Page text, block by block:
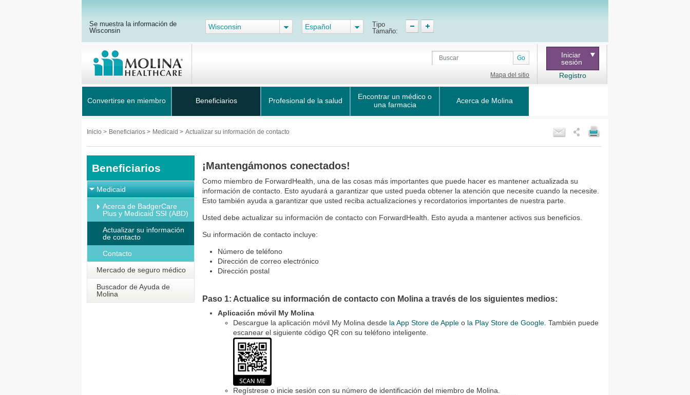
Se muestra la información de
Wisconsin
Wisconsin Español
Tipo
Tamaño:
Go
Mapa del sitio
Iniciar
sesión
Registro
Convertirse en miembro Beneficiarios Profesional de la salud
Encontrar un médico o
una farmacia
Acerca de Molina
Inicio > Beneficiarios > Medicaid > Actualizar su información de contacto
Beneficiarios
Medicaid
Acerca de BadgerCare
Plus y Medicaid SSI (ABD)
Actualizar su información
de contacto
Contacto
Mercado de seguro médico
Buscador de Ayuda de
Molina
¡Mantengámonos conectados!
Como miembro de ForwardHealth, una de las cosas más importantes que puede hacer es mantener actualizada su
información de contacto. Esto ayudará a garantizar que usted pueda obtener la atención que necesite cuando la necesite.
Esto también ayuda a garantizar que usted reciba actualizaciones y recordatorios importantes de nuestra parte.
Usted debe actualizar su información de contacto con ForwardHealth. Esto ayuda a mantener activos sus beneficios.
Su información de contacto incluye:
Número de teléfono
Dirección de correo electrónico
Dirección postal
Paso 1: Actualice su información de contacto con Molina a través de los siguientes medios:
Aplicación móvil My Molina
Descargue la aplicación móvil My Molina desde la App Store de Apple o la Play Store de Google . También puede
escanear el siguiente código QR con su teléfono inteligente.
Regístrese o inicie sesión con su número de identificación del miembro de Molina.